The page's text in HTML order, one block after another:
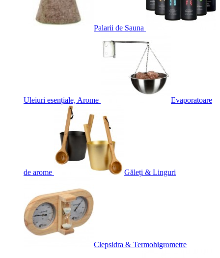
Palarii de Sauna
Uleiuri esențiale, Arome Evaporatoare
de arome Găleți & Linguri
Clepsidra & Termohigrometre